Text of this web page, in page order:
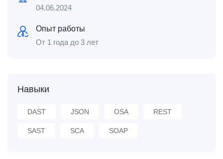
04.06.2024
Опыт работы
От 1 года до 3 лет
Навыки
DAST JSON OSA REST
SAST SCA SOAP